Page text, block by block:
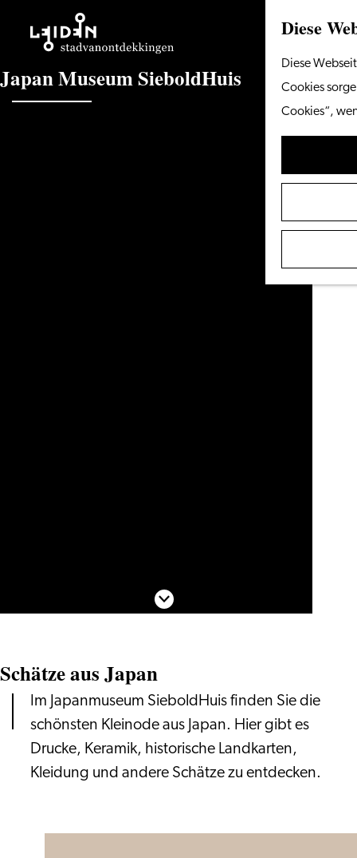
Diese
Diese
Cookies
Cookies“,
Sie
JapanMuseumSieboldHuis
Nach unten scrollen
Schätze aus Japan
Im Japanmuseum SieboldHuis finden Sie die
schönsten Kleinode aus Japan. Hier gibt es
Drucke, Keramik, historische Landkarten,
Kleidung und andere Schätze zu entdecken.